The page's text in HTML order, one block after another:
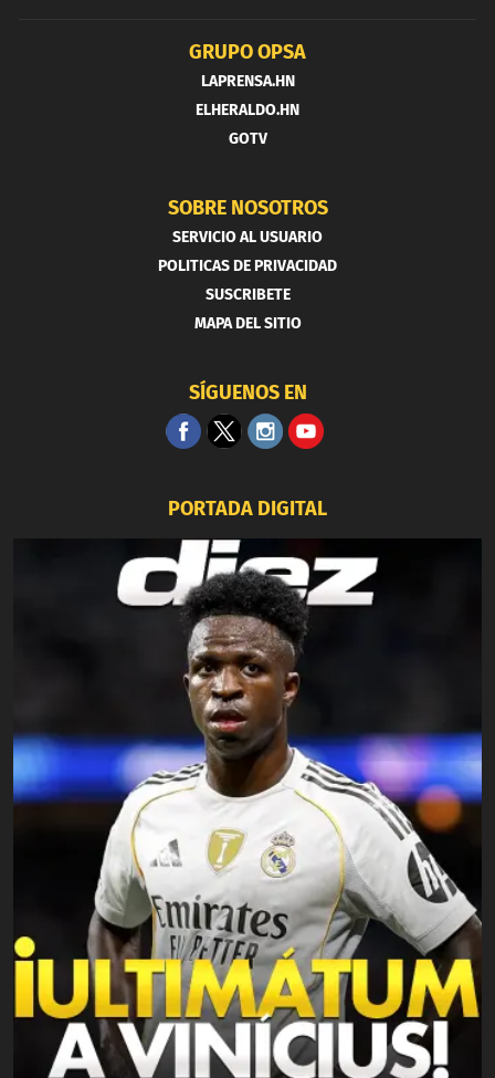
GRUPO OPSA
LAPRENSA.HN
ELHERALDO.HN
GOTV
SOBRE NOSOTROS
SERVICIO AL USUARIO
POLITICAS DE PRIVACIDAD
SUSCRIBETE
MAPA DEL SITIO
SÍGUENOS EN
PORTADA DIGITAL